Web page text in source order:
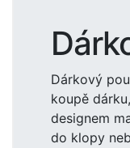
Dárkový
koupě
designem
do klopy